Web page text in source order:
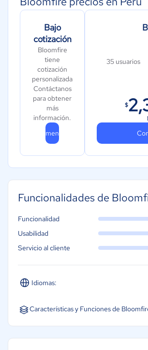
Bajo
cotización
Bloomfire
tiene
cotización
personalizada
Contáctanos
para obtener
más
información.
Comenzar
35 usuarios
$
Funcionalidades de
Idiomas:
Inglés
Funcionalidad
Usabilidad
Servicio al cliente
Características y Funciones de